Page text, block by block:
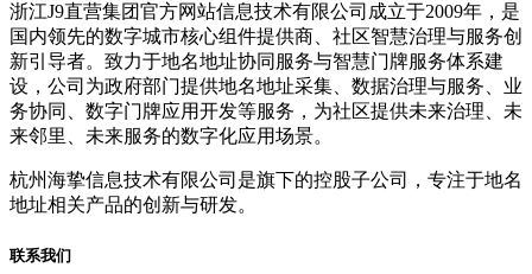
浙江J9直营集团官方网站信息技术有限公司成立于2009年，是
国内领先的数字城市核心组件提供商、社区智慧治理与服务创
新引导者。致力于地名地址协同服务与智慧门牌服务体系建
设，公司为政府部门提供地名地址采集、数据治理与服务、业
务协同、数字门牌应用开发等服务，为社区提供未来治理、未
来邻里、未来服务的数字化应用场景。
杭州海挚信息技术有限公司是旗下的控股子公司，专注于地名
地址相关产品的创新与研发。
联系我们